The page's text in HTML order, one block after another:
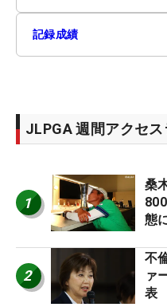
記録成績
JLPGA 週間アクセ
1
桑
態
2
不
ァ
表